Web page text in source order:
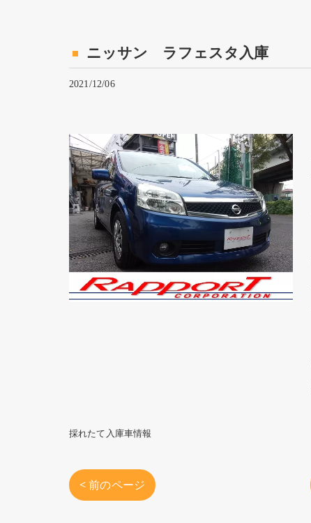
ニッサン ラフェスタ入庫
2021/12/06
採れたて入庫車情報
< 前のページ